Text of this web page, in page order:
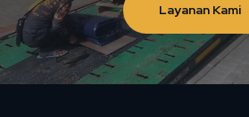
Layanan Kami